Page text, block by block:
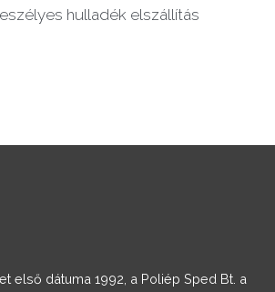
hulladék elszállítás
első dátuma 1992, a Poliép Sped Bt. a